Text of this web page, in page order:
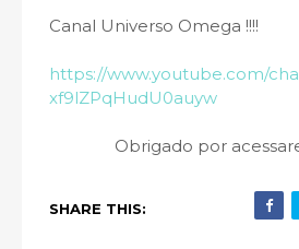
Canal Universo Omega !!!!
https://www.youtube.com/
xf9lZPqHudU0auyw
Obrigado por
SHARE THIS: